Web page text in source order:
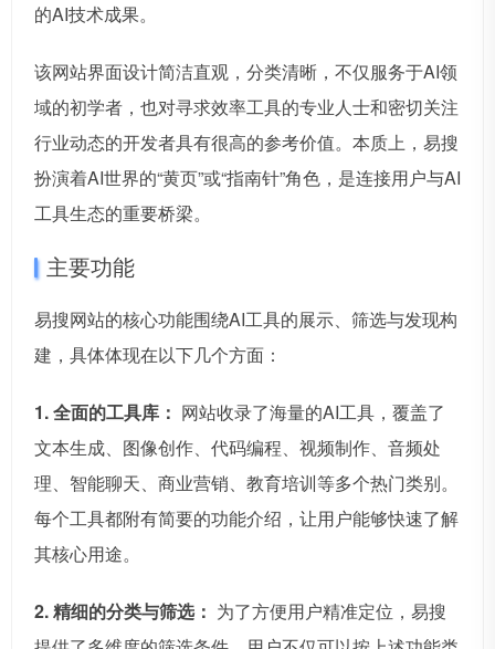
的AI技术成果。
该网站界面设计简洁直观，分类清晰，不仅服务于AI领
域的初学者，也对寻求效率工具的专业人士和密切关注
行业动态的开发者具有很高的参考价值。本质上，易搜
扮演着AI世界的“黄页”或“指南针”角色，是连接用户与AI
工具生态的重要桥梁。
主要功能
易搜网站的核心功能围绕AI工具的展示、筛选与发现构
建，具体体现在以下几个方面：
1. 全面的工具库： 网站收录了海量的AI工具，覆盖了
文本生成、图像创作、代码编程、视频制作、音频处
理、智能聊天、商业营销、教育培训等多个热门类别。
每个工具都附有简要的功能介绍，让用户能够快速了解
其核心用途。
2. 精细的分类与筛选： 为了方便用户精准定位，易搜